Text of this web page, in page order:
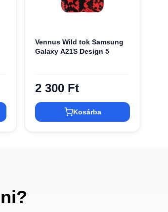
Vennus Wild tok Samsung
Galaxy A21S Design 5
2 300 Ft
Kosárba